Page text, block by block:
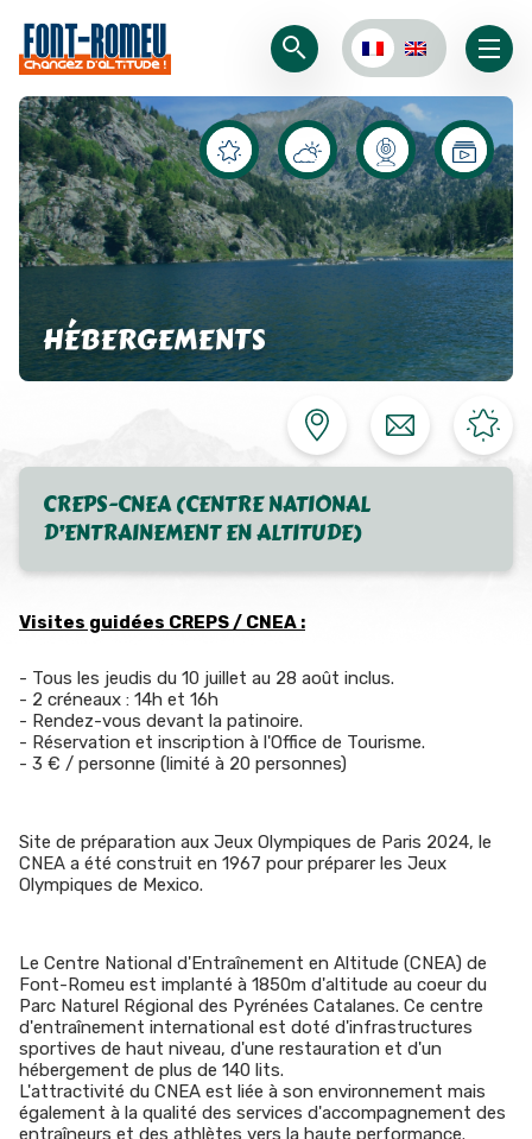
HÉBERGEMENTS
CREPS-CNEA (CENTRE NATIONAL
D’ENTRAINEMENT EN ALTITUDE)
Visites guidées CREPS / CNEA :
- Tous les jeudis du 10 juillet au 28 août inclus.
- 2 créneaux : 14h et 16h
- Rendez-vous devant la patinoire.
- Réservation et inscription à l'Office de Tourisme.
- 3 € / personne (limité à 20 personnes)
Site de préparation aux Jeux Olympiques de Paris 2024, le
CNEA a été construit en 1967 pour préparer les Jeux
Olympiques de Mexico.
Le Centre National d'Entraînement en Altitude (CNEA) de
Font-Romeu est implanté à 1850m d'altitude au coeur du
Parc Naturel Régional des Pyrénées Catalanes. Ce centre
d'entraînement international est doté d'infrastructures
sportives de haut niveau, d'une restauration et d'un
hébergement de plus de 140 lits.
L'attractivité du CNEA est liée à son environnement mais
également à la qualité des services d'accompagnement des
entraîneurs et des athlètes vers la haute performance.